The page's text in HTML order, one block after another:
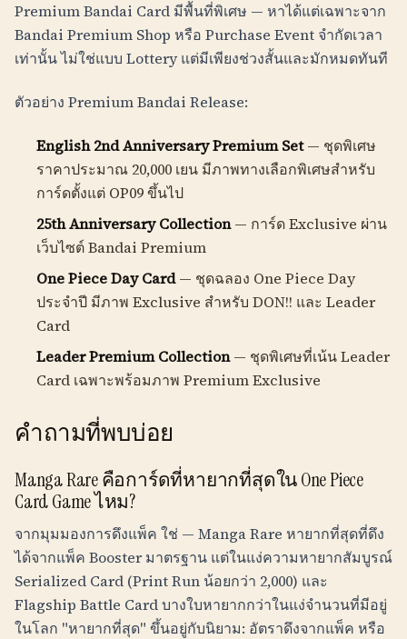
Premium Bandai Card มีพื้นที่พิเศษ — หาได้แต่เฉพาะจาก
Bandai Premium Shop หรือ Purchase Event จำกัดเวลา
เท่านั้น ไม่ใช่แบบ Lottery แต่มีเพียงช่วงสั้นและมักหมดทันที
ตัวอย่าง Premium Bandai Release:
English 2nd Anniversary Premium Set— ชุดพิเศษ
ราคาประมาณ 20,000 เยน มีภาพทางเลือกพิเศษสำหรับ
การ์ดตั้งแต่ OP09 ขึ้นไป
25th Anniversary Collection— การ์ด Exclusive ผ่าน
เว็บไซต์ Bandai Premium
One Piece Day Card— ชุดฉลอง One Piece Day
ประจำปี มีภาพ Exclusive สำหรับ DON!! และ Leader
Card
Leader Premium Collection— ชุดพิเศษที่เน้น Leader
Card เฉพาะพร้อมภาพ Premium Exclusive
คำถามที่พบบ่อย
Manga Rare คือการ์ดที่หายากที่สุดใน One Piece
Card Game ไหม?
จากมุมมองการดึงแพ็ค ใช่ — Manga Rare หายากที่สุดที่ดึง
ได้จากแพ็ค Booster มาตรฐาน แต่ในแง่ความหายากสัมบูรณ์
Serialized Card (Print Run น้อยกว่า 2,000) และ
Flagship Battle Card บางใบหายากกว่าในแง่จำนวนที่มีอยู่
ในโลก "หายากที่สุด" ขึ้นอยู่กับนิยาม: อัตราดึงจากแพ็ค หรือ